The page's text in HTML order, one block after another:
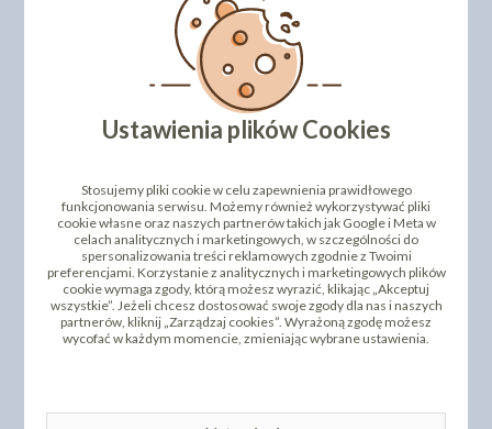
TORT STYROCAKE - WYS.
22MM - 24CM - SREBRNY
cena:13,84 zł
DO KOSZYKA
22MM - 24CM - ZESTAW
4+1GRATIS - BIAŁY
cena:44,40 zł
DO KOSZYKA
Najniższa cena z 30 dni przed
obniżką:55,55 zł
Ustawienia plików Cookies
Stosujemy pliki cookie w celu zapewnienia prawidłowego
funkcjonowania serwisu. Możemy również wykorzystywać pliki
cookie własne oraz naszych partnerów takich jak Google i Meta w
celach analitycznych i marketingowych, w szczególności do
spersonalizowania treści reklamowych zgodnie z Twoimi
preferencjami. Korzystanie z analitycznych i marketingowych plików
cookie wymaga zgody, którą możesz wyrazić, klikając „Akceptuj
wszystkie”. Jeżeli chcesz dostosować swoje zgody dla nas i naszych
partnerów, kliknij „Zarządzaj cookies”. Wyrażoną zgodę możesz
wycofać w każdym momencie, zmieniając wybrane ustawienia.